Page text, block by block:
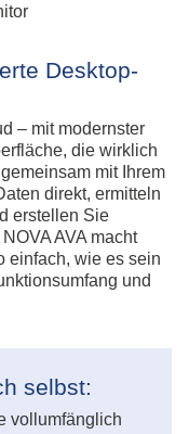
Desktop-
– mit modernster
die wirklich
mit Ihrem
direkt, ermitteln
erstellen Sie
AVA macht
einfach, wie es sein
und
selbst:
vollumfänglich